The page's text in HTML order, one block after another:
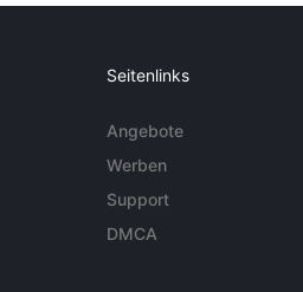
Seitenlinks
Angebote
Werben
Support
DMCA